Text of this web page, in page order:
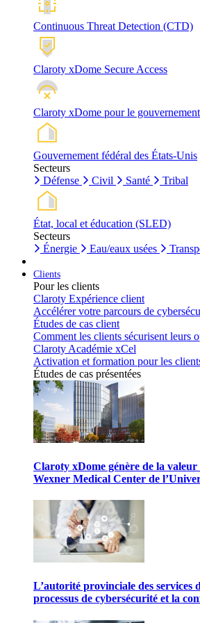
Continuous Threat Detection (CTD)
Claroty xDome Secure Access
Claroty xDome pour le gouvernement
Gouvernement fédéral des États-Unis
Secteurs
Défense
Civil Santé Tribal
État, local et éducation (SLED)
Secteurs
Énergie
Eau/eaux usées
Clients
Pour les clients
Claroty Expérience client
Accélérer votre parcours de
Études de cas client
Comment les clients sécurisent leurs
Claroty Académie xCel
Activation et formation pour les
Études de cas présentées
Claroty xDome génère de la valeur
Wexner Medical Center de
L’autorité provinciale des services
processus de cybersécurité et la